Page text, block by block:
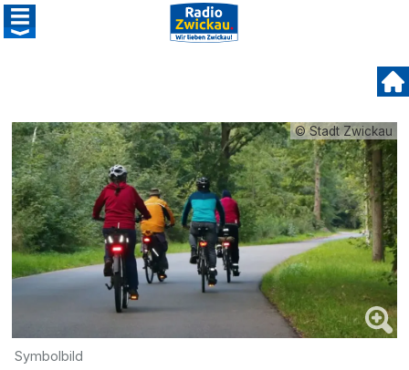
© Stadt Zwickau
Symbolbild